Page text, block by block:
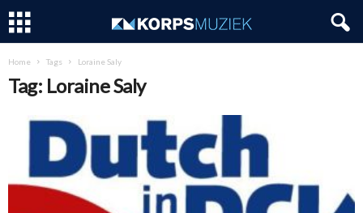
Home Tags Loraine Saly
Tag: Loraine Saly